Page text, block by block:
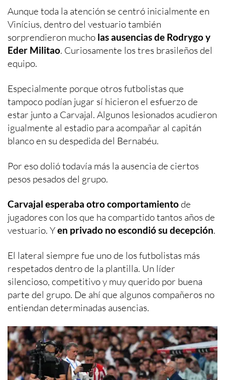
Aunque toda la atención se centró inicialmente en
Vinícius, dentro del vestuario también
sorprendieron mucho las ausencias de Rodrygo y
Eder Militao. Curiosamente los tres brasileños del
equipo.
Especialmente porque otros futbolistas que
tampoco podían jugar sí hicieron el esfuerzo de
estar junto a Carvajal. Algunos lesionados acudieron
igualmente al estadio para acompañar al capitán
blanco en su despedida del Bernabéu.
Por eso dolió todavía más la ausencia de ciertos
pesos pesados del grupo.
Carvajal esperaba otro comportamientode
jugadores con los que ha compartido tantos años de
vestuario. Yen privado no escondió su decepción.
El lateral siempre fue uno de los futbolistas más
respetados dentro de la plantilla. Un líder
silencioso, competitivo y muy querido por buena
parte del grupo. De ahí que algunos compañeros no
entiendan determinadas ausencias.